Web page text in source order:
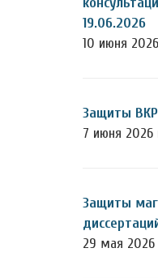
19.06.2026
10 июня
Защиты
7 июня 2026
Защиты
29 мая 2026